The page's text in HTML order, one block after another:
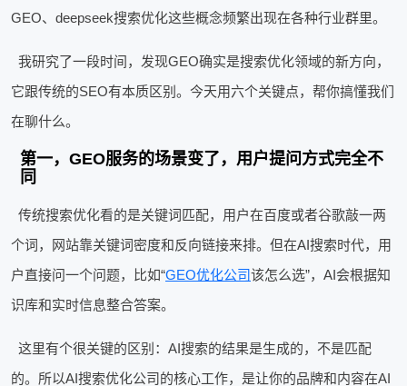
GEO、deepseek搜索优化这些概念频繁出现在各种行业群里。
我研究了一段时间，发现GEO确实是搜索优化领域的新方向，
它跟传统的SEO有本质区别。今天用六个关键点，帮你搞懂我们
在聊什么。
第一，GEO服务的场景变了，用户提问方式完全不
同
传统搜索优化看的是关键词匹配，用户在百度或者谷歌敲一两
个词，网站靠关键词密度和反向链接来排。但在AI搜索时代，用
户直接问一个问题，比如“GEO优化公司该怎么选”，AI会根据知
识库和实时信息整合答案。
这里有个很关键的区别：AI搜索的结果是生成的，不是匹配
的。所以AI搜索优化公司的核心工作，是让你的品牌和内容在AI